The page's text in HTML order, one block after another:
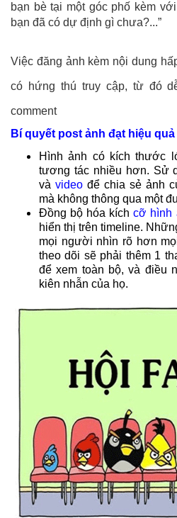
bạn bè tại một góc phố kèm
bạn đã có dự định gì chưa?...”
Việc đăng ảnh kèm nội dung
có hứng thú truy cập, từ đó
comment
Bí quyết post ảnh đạt hiệu quả
Hình ảnh có kích thước
tương tác nhiều hơn. Sử
và video để chia sẻ ảnh
mà không thông qua một
Đồng bộ hóa kích cỡ hình
hiển thị trên timeline.
mọi người nhìn rõ hơn
theo dõi sẽ phải thêm 1
để xem toàn bộ, và điều
kiên nhẫn của họ.